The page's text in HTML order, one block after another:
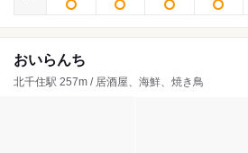
おいらんち
北千住駅 257m / 居酒屋、海鮮、焼き鳥